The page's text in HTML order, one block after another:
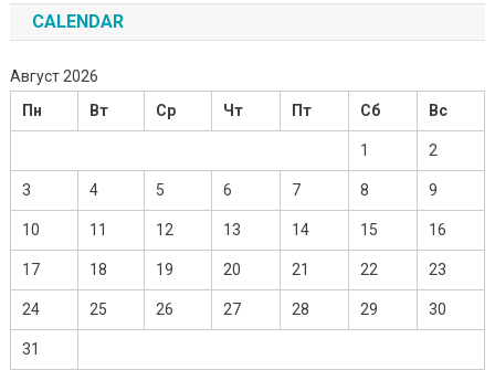
CALENDAR
Август 2026
Пн
Вт Ср Чт Пт Сб Вс
1 2
3 4 5 6 7 8 9
10 11 12 13 14 15 16
17 18 19 20 21 22 23
24 25 26 27 28 29 30
31